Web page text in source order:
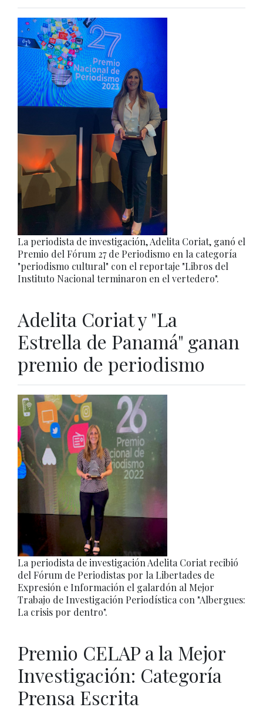
La periodista de investigación, Adelita Coriat, ganó el
Premio del Fórum 27 de Periodismo en la categoría
"periodismo cultural" con el reportaje "Libros del
Instituto Nacional terminaron en el vertedero".
Adelita Coriat y "La
Estrella de Panamá" ganan
premio de periodismo
La periodista de investigación Adelita Coriat recibió
del Fórum de Periodistas por la Libertades de
Expresión e Información el galardón al Mejor
Trabajo de Investigación Periodística con "Albergues:
La crisis por dentro".
Premio CELAP a la Mejor
Investigación: Categoría
Prensa Escrita